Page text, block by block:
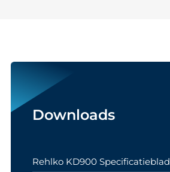
Downloads
Rehlko KD900 Specificatieblad